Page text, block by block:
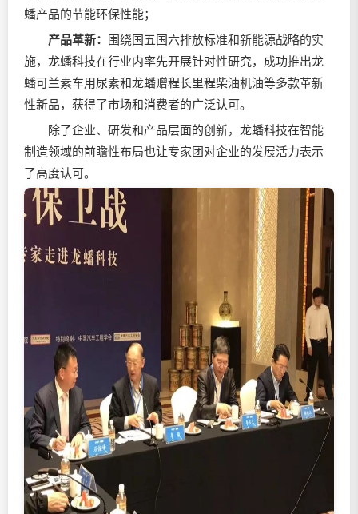
蟠产品的节能环保性能；
产品革新：
围绕国五国六排放标准和新能源战略的实
施，龙蟠科技在行业内率先开展针对性研究，成功推出龙
蟠可兰素车用尿素和龙蟠赠程长里程柴油机油等多款革新
性新品，获得了市场和消费者的广泛认可。
除了企业、研发和产品层面的创新，龙蟠科技在智能
制造领域的前瞻性布局也让专家团对企业的发展活力表示
了高度认可。